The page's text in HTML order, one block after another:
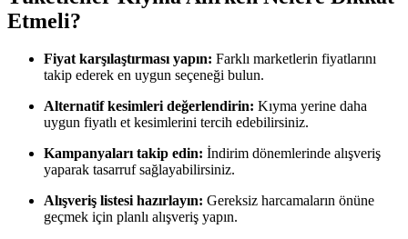
Etmeli?
Fiyat karşılaştırması yapın: Farklı marketlerin fiyatlarını
takip ederek en uygun seçeneği bulun.
Alternatif kesimleri değerlendirin: Kıyma yerine daha
uygun fiyatlı et kesimlerini tercih edebilirsiniz.
Kampanyaları takip edin: İndirim dönemlerinde alışveriş
yaparak tasarruf sağlayabilirsiniz.
Alışveriş listesi hazırlayın: Gereksiz harcamaların önüne
geçmek için planlı alışveriş yapın.